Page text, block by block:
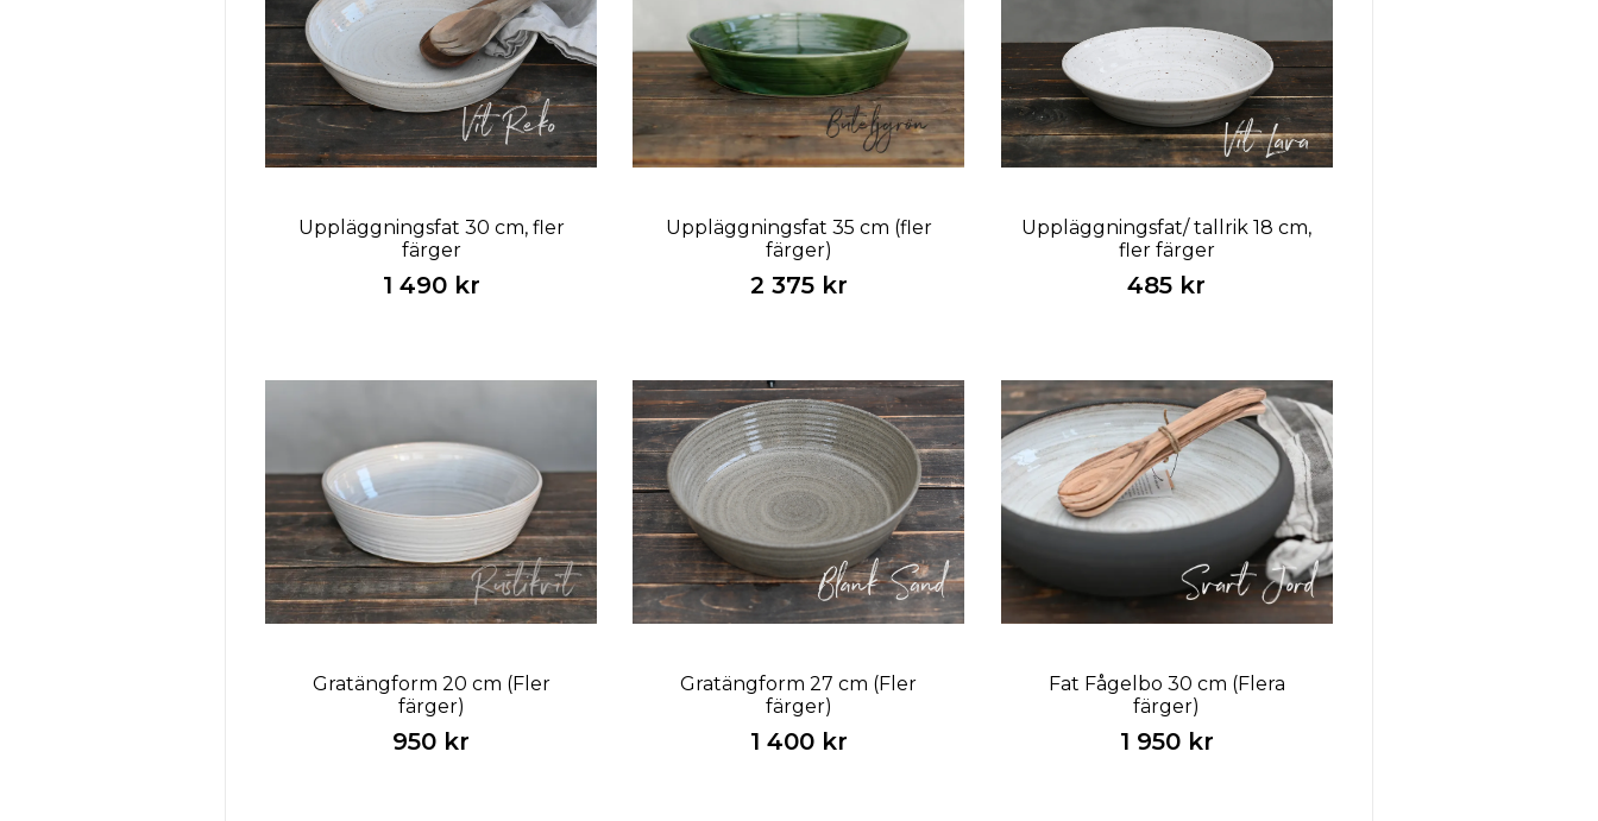
Uppläggningsfat 30 cm, fler
färger
1 490 kr
Uppläggningsfat 35 cm (fler
färger)
2 375 kr
Uppläggningsfat/ tallrik 18 cm,
fler färger
485 kr
Gratängform 20 cm (Fler
färger)
950 kr
Gratängform 27 cm (Fler
färger)
1 400 kr
Fat Fågelbo 30 cm (Flera
färger)
1 950 kr